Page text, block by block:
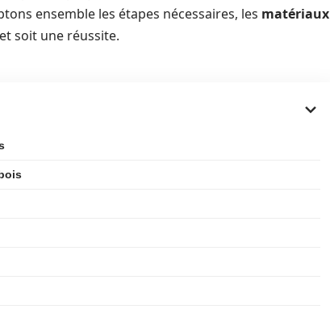
ensemble les étapes nécessaires, les matériaux
soit une réussite.